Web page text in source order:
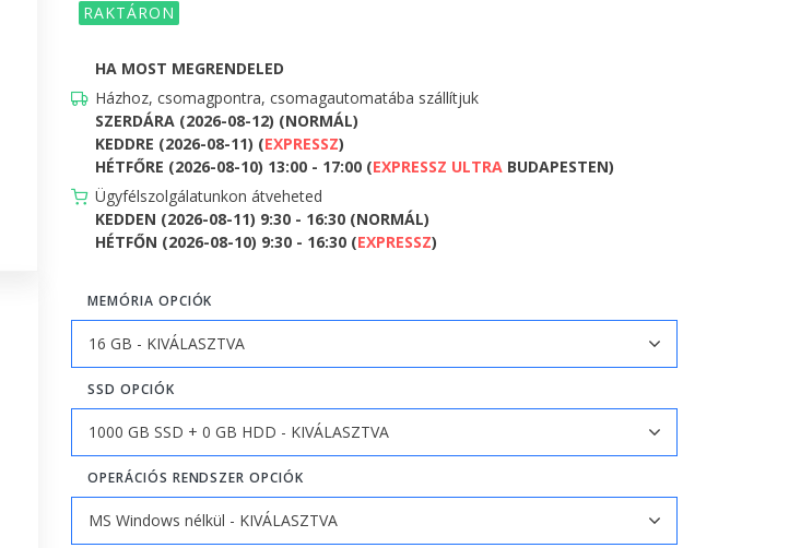
RAKTÁRON
HA MOST MEGRENDELED
Házhoz, csomagpontra, csomagautomatába szállítjuk
SZERDÁRA (2026-08-12) (NORMÁL)
KEDDRE (2026-08-11) (EXPRESSZ)
HÉTFŐRE (2026-08-10) 13:00 - 17:00 (EXPRESSZ ULTRA BUDAPESTEN)
Ügyfélszolgálatunkon átveheted
KEDDEN (2026-08-11) 9:30 - 16:30 (NORMÁL)
HÉTFŐN (2026-08-10) 9:30 - 16:30 (EXPRESSZ)
MEMÓRIA OPCIÓK
SSD OPCIÓK
OPERÁCIÓS RENDSZER OPCIÓK